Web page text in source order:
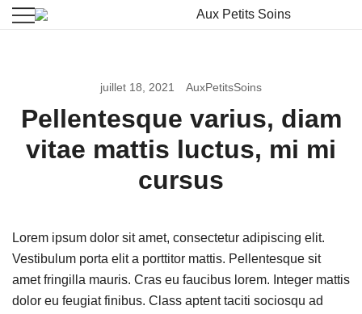
juillet 18, 2021 AuxPetitsSoins
Pellentesque varius, diam
vitae mattis luctus, mi mi
cursus
Lorem ipsum dolor sit amet, consectetur adipiscing elit.
Vestibulum porta elit a porttitor mattis. Pellentesque sit
amet fringilla mauris. Cras eu faucibus lorem. Integer mattis
dolor eu feugiat finibus. Class aptent taciti sociosqu ad